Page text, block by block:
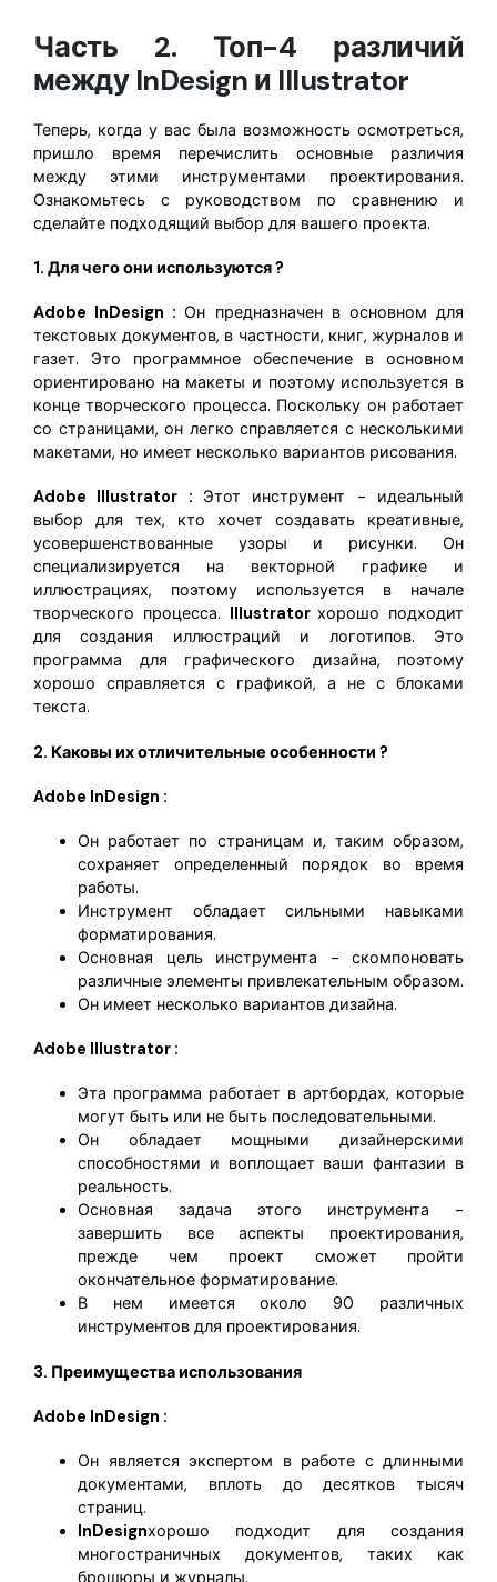
Часть 2. Топ-4 различий
между InDesign и Illustrator
Теперь, когда у вас была возможность осмотреться,
пришло время перечислить основные различия
между этими инструментами проектирования.
Ознакомьтесь с руководством по сравнению и
сделайте подходящий выбор для вашего проекта.
1. Для чего они используются ?
Adobe InDesign : Он предназначен в основном для
текстовых документов, в частности, книг, журналов и
газет. Это программное обеспечение в основном
ориентировано на макеты и поэтому используется в
конце творческого процесса. Поскольку он работает
со страницами, он легко справляется с несколькими
макетами, но имеет несколько вариантов рисования.
Adobe Illustrator :
Этот инструмент - идеальный
выбор для тех, кто хочет создавать креативные,
усовершенствованные узоры и рисунки. Он
специализируется на векторной графике и
иллюстрациях, поэтому используется в начале
творческого процесса.
Illustrator хорошо подходит
для создания иллюстраций и логотипов. Это
программа для графического дизайна, поэтому
хорошо справляется с графикой, а не с блоками
текста.
2. Каковы их отличительные особенности ?
Adobe InDesign :
Он работает по страницам и, таким образом,
сохраняет определенный порядок во время
работы.
Инструмент обладает сильными навыками
форматирования.
Основная цель инструмента - скомпоновать
различные элементы привлекательным образом.
Он имеет несколько вариантов дизайна.
Adobe Illustrator :
Эта программа работает в артбордах, которые
могут быть или не быть последовательными.
Он обладает мощными дизайнерскими
способностями и воплощает ваши фантазии в
реальность.
Основная задача этого инструмента -
завершить все аспекты проектирования,
прежде чем проект сможет пройти
окончательное форматирование.
В нем имеется около 90 различных
инструментов для проектирования.
3. Преимущества использования
Adobe InDesign :
Он является экспертом в работе с длинными
документами, вплоть до десятков тысяч
страниц.
InDesignхорошо подходит для создания
многостраничных документов, таких как
брошюры и журналы.